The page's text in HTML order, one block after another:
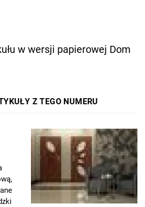
w wersji papierowej Dom
Z TEGO NUMERU